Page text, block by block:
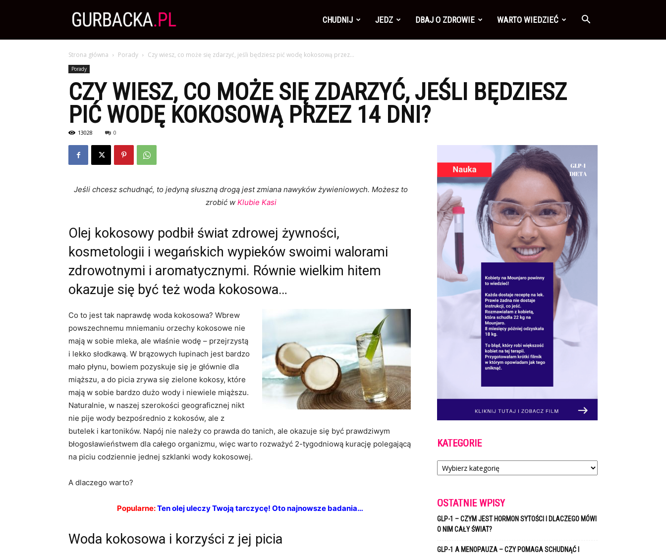
Dieta,
Odchudzanie
CHUDNIJ JEDZ DBAJ O ZDROWIE WARTO WIEDZIEĆ
Strona główna Porady Czy wiesz, co może się zdarzyć, jeśli będziesz pić wodę kokosową przez...
Porady
CZY WIESZ, CO MOŻE SIĘ ZDARZYĆ, JEŚLI BĘDZIESZ
PIĆ WODĘ KOKOSOWĄ PRZEZ 14 DNI?
13028 0
Jeśli chcesz schudnąć, to jedyną słuszną drogą jest zmiana nawyków żywieniowych. Możesz to
zrobić w Klubie Kasi
Olej kokosowy podbił świat zdrowej żywności,
kosmetologii i wegańskich wypieków swoimi walorami
zdrowotnymi i aromatycznymi. Równie wielkim hitem
okazuje się być też woda kokosowa…
Co to jest tak naprawdę woda kokosowa? Wbrew
powszechnemu mniemaniu orzechy kokosowe nie
mają w sobie mleka, ale właśnie wodę – przejrzystą
i lekko słodkawą. W brązowych łupinach jest bardzo
mało płynu, bowiem pozyskuje się je głównie dla
miąższu, a do picia zrywa się zielone kokosy, które
mają w sobie bardzo dużo wody i niewiele miąższu.
Naturalnie, w naszej szerokości geograficznej nikt
nie pije wody bezpośrednio z kokosów, ale z
butelek i kartoników. Napój nie należy co prawda do tanich, ale okazuje się być prawdziwym
błogosławieństwem dla całego organizmu, więc warto rozważyć 2-tygodniową kurację polegającą
na piciu codziennie jednej szklanki wody kokosowej.
A dlaczego warto?
Popularne:Ten olej uleczy Twoją tarczycę! Oto najnowsze badania…
Woda kokosowa i korzyści z jej picia
KATEGORIE
Kategorie
OSTATNIE WPISY
GLP-1 – CZYM JEST HORMON SYTOŚCI I DLACZEGO MÓWI
O NIM CAŁY ŚWIAT?
GLP-1 A MENOPAUZA – CZY POMAGA SCHUDNĄĆ I